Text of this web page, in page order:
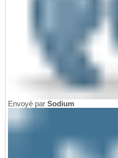
Envoyé par Sodium